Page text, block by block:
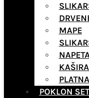
MAPE
POKLON